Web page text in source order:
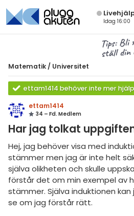
Idag 16:00
Tips:
ställ
Matematik / Universitet
ettam1414 behöver inte mer hjälp
ettam1414
34 – Fd. Medlem
Har jag tolkat
Hej, jag behöver visa med
stämmer men jag är inte helt
själva olikheten och skulle
förstår det om min exempel av
stämmer. Själva induktionen kan
se om jag förstår rätt.
Alla trådar
7
8
9
1
2
3
& Bygg
språk